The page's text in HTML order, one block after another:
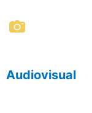
Audiovisual